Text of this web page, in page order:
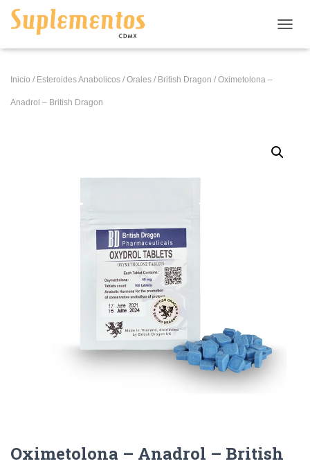
Inicio / Esteroides Anabolicos / Orales / British Dragon / Oximetolona –
Anadrol – British Dragon
Oximetolona – Anadrol – British